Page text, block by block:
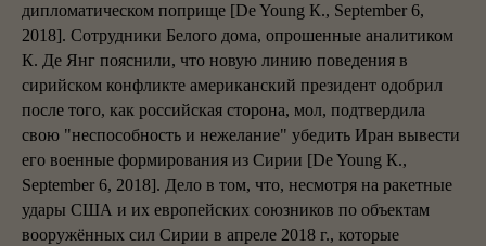
дипломатическом поприще [De Young К., September 6,
2018]. Сотрудники Белого дома, опрошенные аналитиком
К. Де Янг пояснили, что новую линию поведения в
сирийском конфликте американский президент одобрил
после того, как российская сторона, мол, подтвердила
свою "неспособность и нежелание" убедить Иран вывести
его военные формирования из Сирии [De Young К.,
September 6, 2018]. Дело в том, что, несмотря на ракетные
удары США и их европейских союзников по объектам
вооружённых сил Сирии в апреле 2018 г., которые